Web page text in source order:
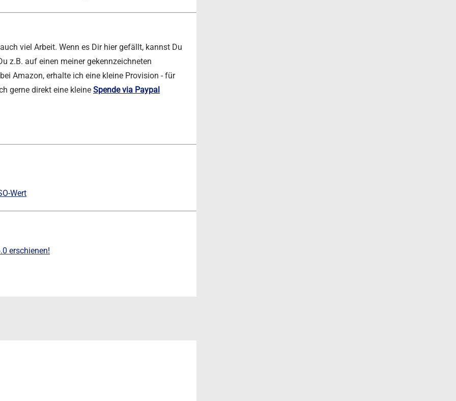
viel Arbeit. Wenn es Dir hier gefällt, kannst Du
z.B. auf einen meiner gekennzeichneten
Amazon, erhalte ich eine kleine Provision - für
gerne direkt eine kleine Spende via Paypal
Wert
erschienen!